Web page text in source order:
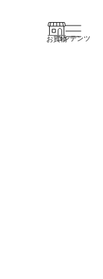
お買物コンテンツ